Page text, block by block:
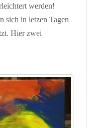
werden!
sich in letzen Tagen
Hier zwei